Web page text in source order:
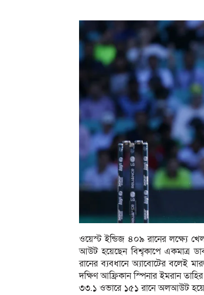
ওয়েস্ট ইন্ডিজ ৪০৯ রানের লক্ষ্যে
আউট হয়েছেন বিশ্ব্কাপে একমাত্র
রানের ব্যবধানে অ্যাবোটের বলেই
দক্ষিণ আফ্রিকান স্পিনার ইমরান
৩৩.১ ওভারে ১৫১ রানে অলআউট